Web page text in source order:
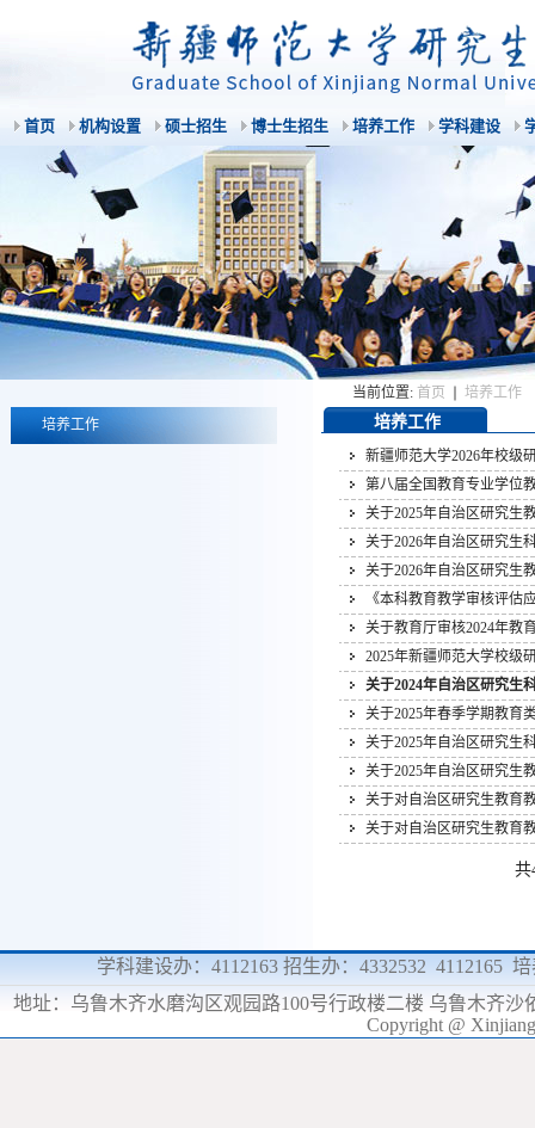
首页 机构设置 硕士招生 博士生招生 培养工作 学科建设
当前位置: 首页
培养工作
培养工作
培养工作
新疆师范大学2026年校级
第八届全国教育专业学位
关于2025年自治区研究生
关于2026年自治区研究生
关于2026年自治区研究生
《本科教育教学审核评估
关于教育厅审核2024年教
2025年新疆师范大学校级
关于2024年自治区研究生
关于2025年春季学期教育
关于2025年自治区研究生
关于2025年自治区研究生
关于对自治区研究生教育
关于对自治区研究生教育
共
学科建设办：4112163 招生办：4332532 4112165
地址： 乌鲁木齐水磨沟区观园路100号行政楼二楼 乌鲁木齐沙
Copyright @